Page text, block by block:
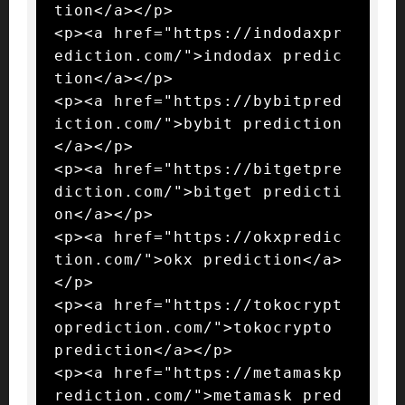
tion</a></p>
<p><a href="https://indodaxpr
ediction.com/">indodax predic
tion</a></p>
<p><a href="https://bybitpred
iction.com/">bybit prediction
</a></p>
<p><a href="https://bitgetpre
diction.com/">bitget predicti
on</a></p>
<p><a href="https://okxpredic
tion.com/">okx prediction</a>
</p>
<p><a href="https://tokocrypt
oprediction.com/">tokocrypto
prediction</a></p>
<p><a href="https://metamaskp
rediction.com/">metamask pred